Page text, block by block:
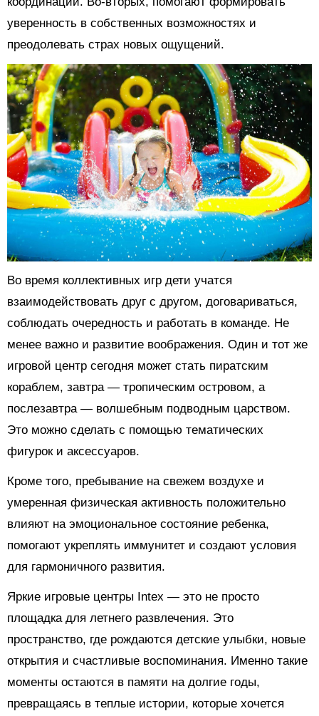
уверенность в собственных возможностях и
преодолевать страх новых ощущений.
Во время коллективных игр дети учатся
взаимодействовать друг с другом, договариваться,
соблюдать очередность и работать в команде. Не
менее важно и развитие воображения. Один и тот же
игровой центр сегодня может стать пиратским
кораблем, завтра — тропическим островом, а
послезавтра — волшебным подводным царством.
Это можно сделать с помощью тематических
фигурок и аксессуаров.
Кроме того, пребывание на свежем воздухе и
умеренная физическая активность положительно
влияют на эмоциональное состояние ребенка,
помогают укреплять иммунитет и создают условия
для гармоничного развития.
Яркие игровые центры Intex — это не просто
площадка для летнего развлечения. Это
пространство, где рождаются детские улыбки, новые
открытия и счастливые воспоминания. Именно такие
моменты остаются в памяти на долгие годы,
превращаясь в теплые истории, которые хочется